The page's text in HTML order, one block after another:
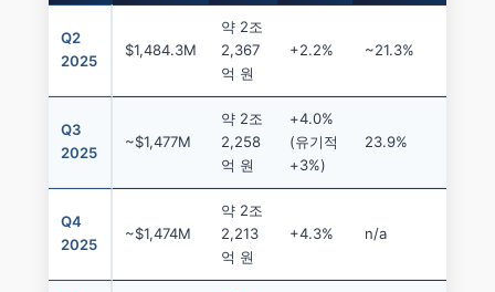
Q2
2025
$1,484.3M
약 2조
2,367
억 원
+2.2% ~21.3%
Q3
2025
~$1,477M
약 2조
2,258
억 원
+4.0%
(유기적
+3%)
23.9%
Q4
2025
~$1,474M
약 2조
2,213
억 원
+4.3% n/a